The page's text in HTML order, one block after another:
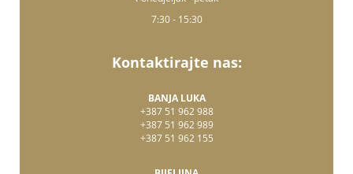
7:30 - 15:30
Kontaktirajte nas:
BANJA LUKA
+387 51 962 988
+387 51 962 989
+387 51 962 155